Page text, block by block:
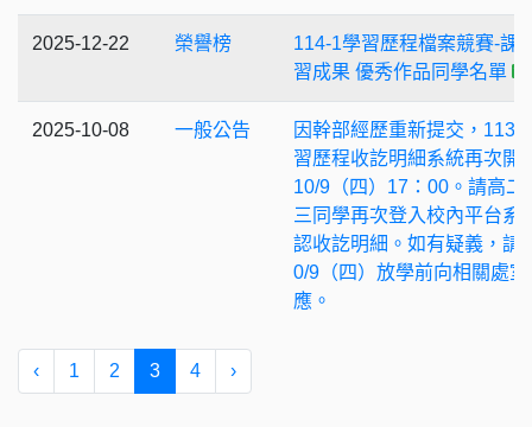
2025-12-22 榮譽榜
114-1學習歷程檔案競賽-課
習成果 優秀作品同學名單
2025-10-08 一般公告
因幹部經歷重新提交，113-
習歷程收訖明細系統再次開
10/9（四）17：00。請高二
三同學再次登入校內平台系
認收訖明細。如有疑義，請
0/9（四）放學前向相關處室
應。
‹ 1 2 3 4 ›